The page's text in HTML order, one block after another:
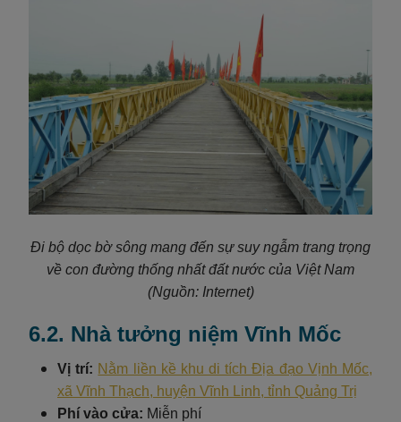
Đi bộ dọc bờ sông mang đến sự suy ngẫm trang trọng
về con đường thống nhất đất nước của Việt Nam
(Nguồn: Internet)
6.2. Nhà tưởng niệm Vĩnh Mốc
Vị trí: Nằm liền kề khu di tích Địa đạo Vịnh Mốc,
xã Vĩnh Thạch, huyện Vĩnh Linh, tỉnh Quảng Trị
Phí vào cửa: Miễn phí